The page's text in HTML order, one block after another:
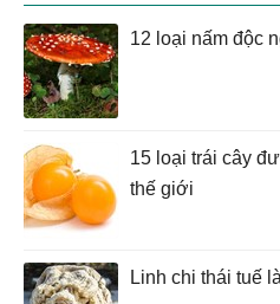
12 loại nấm độc
15 loại trái cây
thế giới
Linh chi thái tuế